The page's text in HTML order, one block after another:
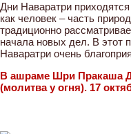
Дни Наваратри
как человек – часть
традиционно
начала новых дел. В этот
Наваратри очень
В ашраме Шри Пракаша
(молитва у огня). 17